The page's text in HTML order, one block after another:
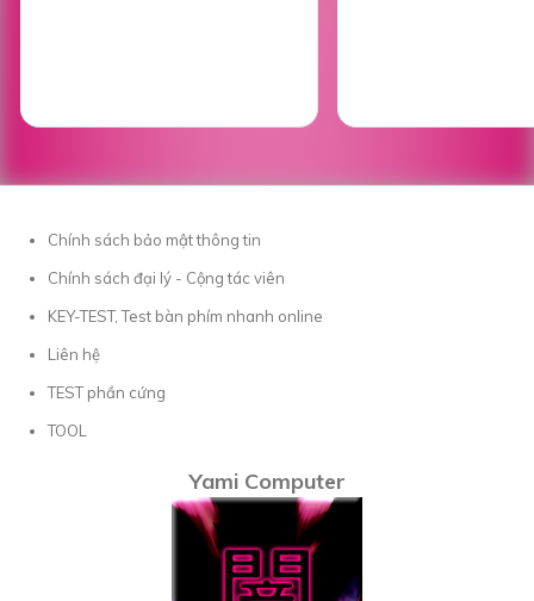
Chính sách bảo mật thông tin
Chính sách đại lý - Cộng tác viên
KEY-TEST, Test bàn phím nhanh online
Liên hệ
TEST phần cứng
TOOL
Yami Computer